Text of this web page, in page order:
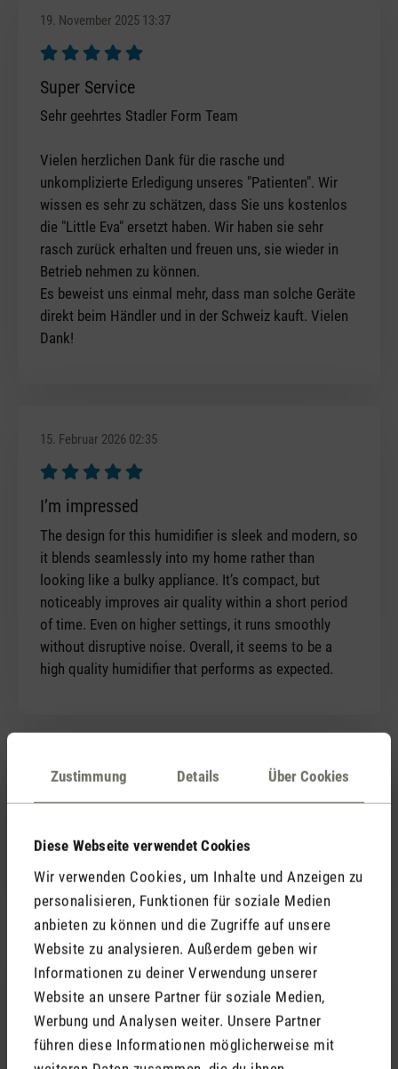
Zustimmung Details Über Cookies
Diese Webseite verwendet Cookies
Wir verwenden Cookies, um Inhalte und Anzeigen zu
personalisieren, Funktionen für soziale Medien
anbieten zu können und die Zugriffe auf unsere
Website zu analysieren. Außerdem geben wir
Informationen zu deiner Verwendung unserer
Website an unsere Partner für soziale Medien,
Werbung und Analysen weiter. Unsere Partner
führen diese Informationen möglicherweise mit
19. November 2025 13:37
Bewertung mit 5 von 5 Sternen
Super Service
Sehr geehrtes Stadler Form Team
Vielen herzlichen Dank für die rasche und
unkomplizierte Erledigung unseres "Patienten". Wir
wissen es sehr zu schätzen, dass Sie uns kostenlos
die "Little Eva" ersetzt haben. Wir haben sie sehr
rasch zurück erhalten und freuen uns, sie wieder in
Betrieb nehmen zu können.
Es beweist uns einmal mehr, dass man solche Geräte
direkt beim Händler und in der Schweiz kauft. Vielen
Dank!
15. Februar 2026 02:35
Bewertung mit 5 von 5 Sternen
I’m impressed
The design for this humidifier is sleek and modern, so
it blends seamlessly into my home rather than
looking like a bulky appliance. It’s compact, but
noticeably improves air quality within a short period
of time. Even on higher settings, it runs smoothly
without disruptive noise. Overall, it seems to be a
high quality humidifier that performs as expected.
21. März 2022 08:13
Tolle Maschine
Stylisches Gerät, mit toller Funktionalität.
21. März 2022 10:20
Bewertung mit 5 von 5 Sternen
Macht spass
Dieses Produkt macht echt Spass. Sehr toll.